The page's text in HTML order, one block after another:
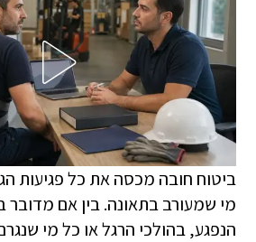
ביטוח חובה מכסה את כל פגיעות
מי שמעורב בתאונה. בין אם מדובר
הנפגע, בהולכי הרגל או כל מי